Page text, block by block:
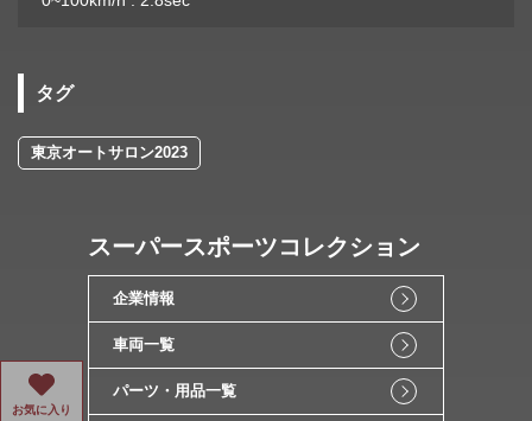
タグ
東京オートサロン2023
スーパースポーツコレクション
企業情報
車両一覧
パーツ・用品一覧
お気に入り